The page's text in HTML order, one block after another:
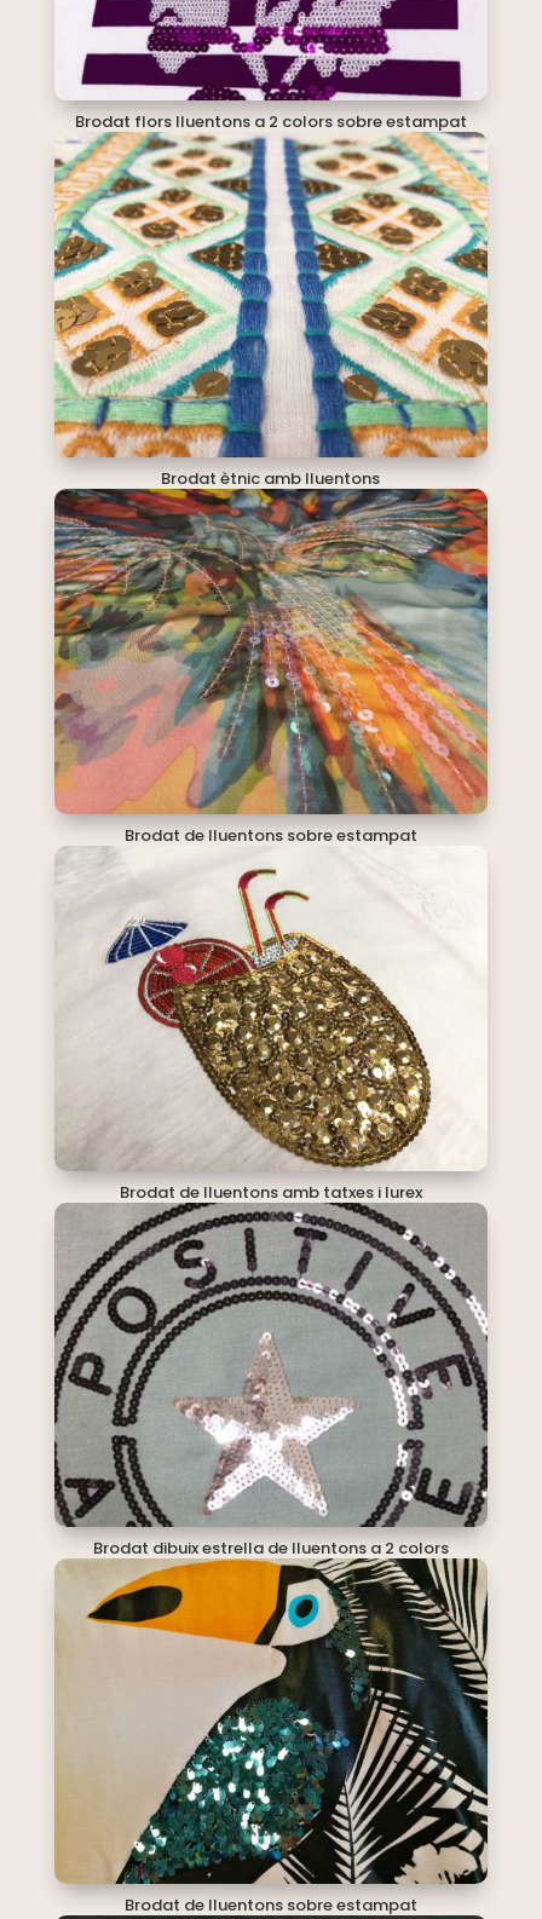
Brodat flors lluentons a 2 colors sobre estampat
Brodat ètnic amb lluentons
Brodat de lluentons sobre estampat
Brodat de lluentons amb tatxes i lurex
Brodat dibuix estrella de lluentons a 2 colors
Brodat de lluentons sobre estampat